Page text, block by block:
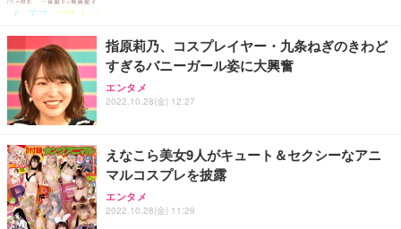
指原莉乃、コスプレイヤー・九条ねぎのきわど
すぎるバニーガール姿に大興奮
エンタメ
2022.10.28(金) 12:27
えなこら美女9人がキュート＆セクシーなアニ
マルコスプレを披露
エンタメ
2022.10.28(金) 11:29